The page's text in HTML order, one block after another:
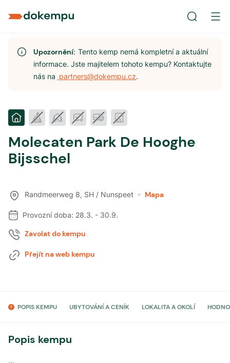
Upozornění:Tento kemp nemá kompletní a aktuální
informace. Jste majitelem tohoto kempu? Kontaktujte
nás na partners@dokempu.cz.
Molecaten Park De Hooghe
Bijsschel
Randmeerweg 8, SH / Nunspeet Mapa
Provozní doba: 28.3. - 30.9.
Zavolat do kempu
Přejít na web kempu
POPIS KEMPU UBYTOVÁNÍ A CENÍK LOKALITA A OKOLÍ
Popis kempu
...